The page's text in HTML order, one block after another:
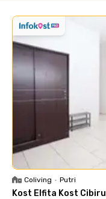
Coliving • Putri
Kost Elfita Kost